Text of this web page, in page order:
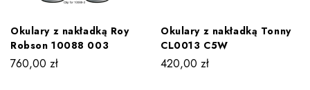
Okulary z nakładką Roy
Robson 10088 003
760,00 zł
Okulary z nakładką Tonny
CL0013 C5W
420,00 zł